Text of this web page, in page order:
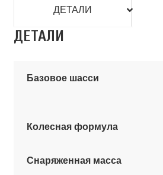
ДЕТАЛИ
ДЕТАЛИ
Базовое шасси
Колесная формула
Снаряженная масса